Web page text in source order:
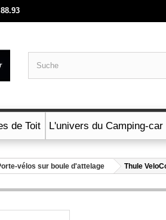
de Toit L'univers du Camping-car
vélos sur boule d'attelage Thule